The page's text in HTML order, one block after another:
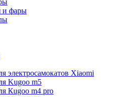
и фары
электросамокатов Xiaomi
Kugoo m5
Кugoo m4 pro